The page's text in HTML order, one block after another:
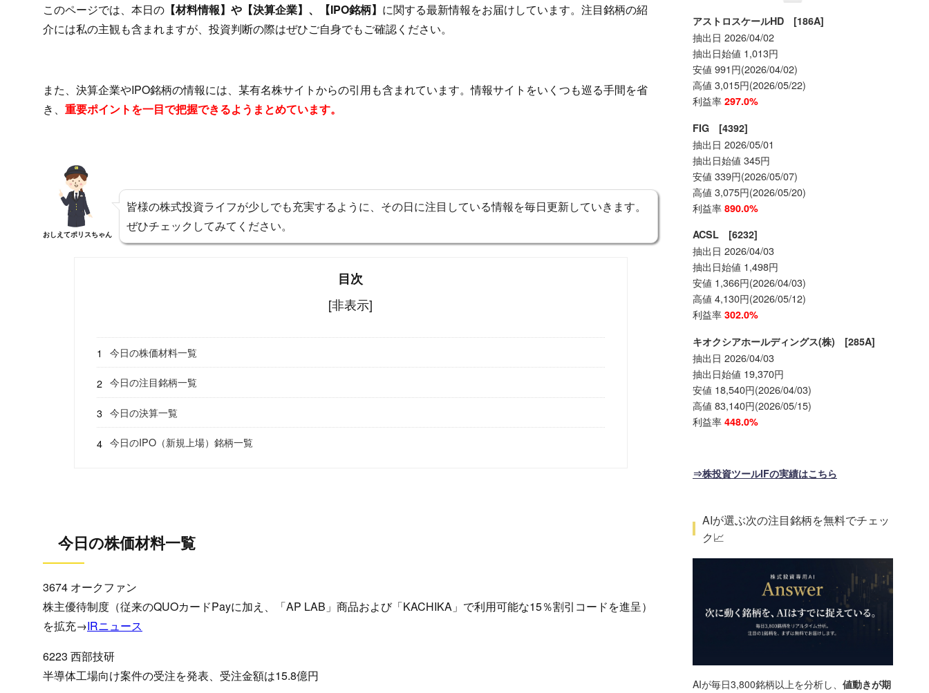
このページでは、本日の 【材料情報】や【決算企業】、【IPO銘柄】 に関する最新情報をお届けしています。注目銘柄の紹
介には私の主観も含まれますが、投資判断の際はぜひご自身でもご確認ください。
また、決算企業やIPO銘柄の情報には、某有名株サイトからの引用も含まれています。情報サイトをいくつも巡る手間を省
き、 重要ポイントを一目で把握できるようまとめています。
おしえてポリスちゃん
皆様の株式投資ライフが少しでも充実するように、その日に注目している情報を毎日更新していきます。
ぜひチェックしてみてください。
目次
[非表示]
今日の株価材料一覧
今日の注目銘柄一覧
今日の決算一覧
今日のIPO（新規上場）銘柄一覧
今日の株価材料一覧
3674 オークファン
株主優待制度（従来のQUOカードPayに加え、「AP LAB」商品および「KACHIKA」で利用可能な15％割引コードを進呈）
を拡充→IRニュース
6223 西部技研
半導体工場向け案件の受注を発表、受注金額は15.8億円
アストロスケールHD [186A]
抽出日 2026/04/02
抽出日始値 1,013円
安値 991円(2026/04/02)
高値 3,015円(2026/05/22)
利益率 297.0%
FIG [4392]
抽出日 2026/05/01
抽出日始値 345円
安値 339円(2026/05/07)
高値 3,075円(2026/05/20)
利益率 890.0%
ACSL [6232]
抽出日 2026/04/03
抽出日始値 1,498円
安値 1,366円(2026/04/03)
高値 4,130円(2026/05/12)
利益率 302.0%
キオクシアホールディングス(株) [285A]
抽出日 2026/04/03
抽出日始値 19,370円
安値 18,540円(2026/04/03)
高値 83,140円(2026/05/15)
利益率 448.0%
⇒株投資ツールIFの実績はこちら
AIが選ぶ次の注目銘柄を無料でチェッ
ク📈
AIが毎日3,800銘柄以上を分析し、 値動きが期